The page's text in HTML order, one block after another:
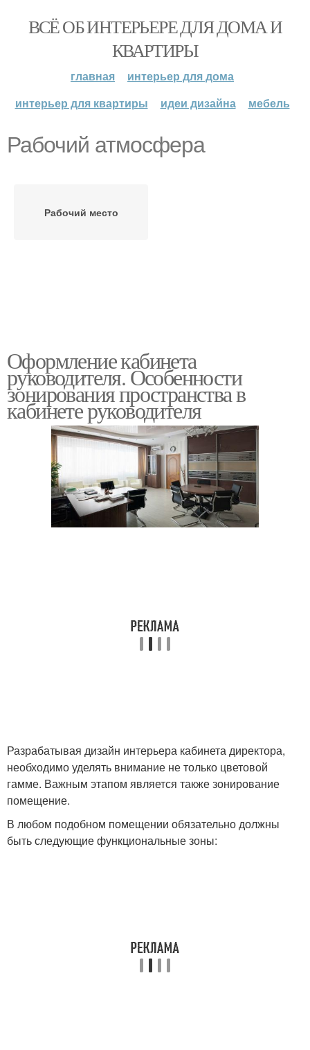
ВСЁ ОБ ИНТЕРЬЕРЕ ДЛЯ ДОМА И
КВАРТИРЫ
главная
интерьер для дома
интерьер для квартиры
идеи дизайна мебель
Рабочий атмосфера
Рабочий место
Оформление кабинета
руководителя. Особенности
зонирования пространства в
кабинете руководителя
Разрабатывая дизайн интерьера кабинета директора,
необходимо уделять внимание не только цветовой
гамме. Важным этапом является также зонирование
помещение.
В любом подобном помещении обязательно должны
быть следующие функциональные зоны: